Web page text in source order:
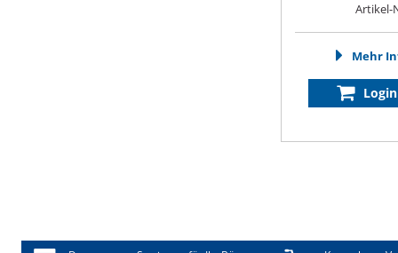
Artikel-
Mehr